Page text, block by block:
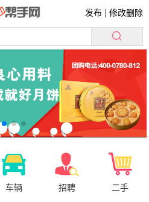
发布 |修改删除
车辆 招聘 二手